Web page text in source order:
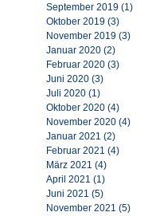
September 2019 (1)
Oktober 2019 (3)
November 2019 (3)
Januar 2020 (2)
Februar 2020 (3)
Juni 2020 (3)
Juli 2020 (1)
Oktober 2020 (4)
November 2020 (4)
Januar 2021 (2)
Februar 2021 (4)
März 2021 (4)
April 2021 (1)
Juni 2021 (5)
November 2021 (5)